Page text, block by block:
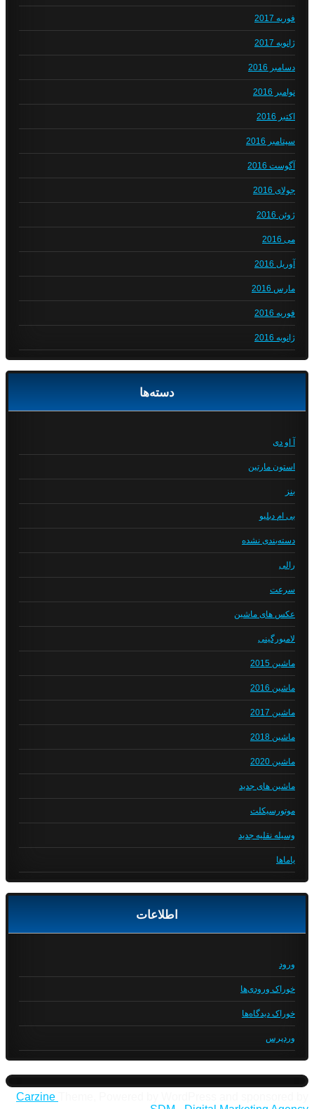
فوریه 2017
ژانویه 2017
دسامبر 2016
نوامبر 2016
اکتبر 2016
سپتامبر 2016
آگوست 2016
جولای 2016
ژوئن 2016
می 2016
آوریل 2016
مارس 2016
فوریه 2016
ژانویه 2016
دسته‌ها
آ او دی
استون مارتین
بنز
بی ام دبلیو
دسته‌بندی نشده
رالی
سرعت
عکس های ماشین
لامبورگینی
ماشین 2015
ماشین 2016
ماشین 2017
ماشین 2018
ماشین 2020
ماشین های جدید
موتورسیکلت
وسیله نقلیه جدید
یاماها
اطلاعات
ورود
خوراک ورودی‌ها
خوراک دیدگاه‌ها
وردپرس
Carzine